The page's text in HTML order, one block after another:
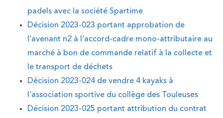
padels avec la société Spartime
Décision 2023-023 portant approbation de
l’avenant n2 à l’accord-cadre mono-attributaire au
marché à bon de commande relatif à la collecte et
le transport de déchets
Décision 2023-024 de vendre 4 kayaks à
l’association sportive du collège des Touleuses
Décision 2023-025 portant attribution du contrat